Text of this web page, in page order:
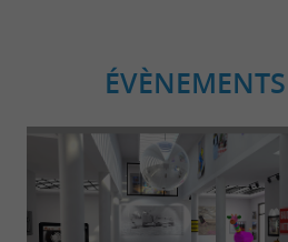
ÉVÈNEMENTS